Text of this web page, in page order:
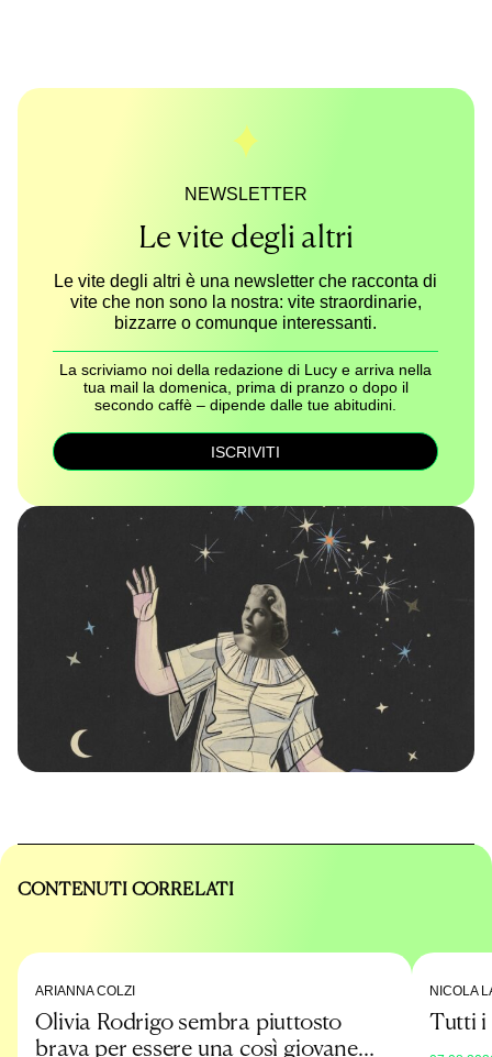
NEWSLETTER
Le vite degli altri
Le vite degli altri è una newsletter che racconta di
vite che non sono la nostra: vite straordinarie,
bizzarre o comunque interessanti.
La scriviamo noi della redazione di Lucy e arriva nella
tua mail la domenica, prima di pranzo o dopo il
secondo caffè – dipende dalle tue abitudini.
ISCRIVITI
CONTENUTI CORRELATI
ARIANNA COLZI
Olivia Rodrigo sembra piuttosto
brava per essere una così giovane
NICOLA
Tutti i